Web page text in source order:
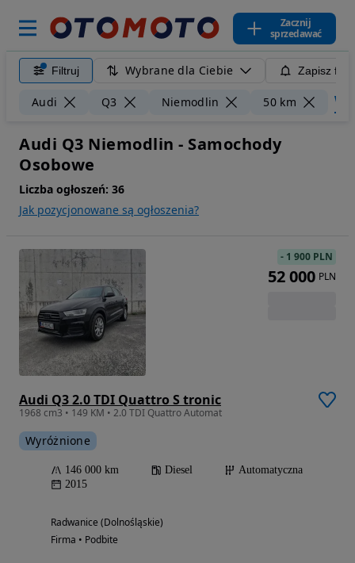
Zacznij
sprzedawać
Filtruj Wybrane dla Ciebie Zapisz
Audi Q3 Niemodlin 50 km
Audi Q3 Niemodlin - Samochody
Osobowe
Liczba ogłoszeń: 36
Jak pozycjonowane są ogłoszenia?
Audi Q3 2.0 TDI Quattro S tronic
1968 cm3 • 149 KM • 2.0 TDI Quattro Automat
Wyróżnione
146 000 km Diesel
Automatyczna
2015
Radwanice (Dolnośląskie)
Firma • Podbite
- 1 900 PLN
52 000 PLN